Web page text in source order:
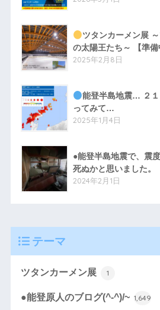
ツタンカーメン展
の太陽王たち～ 【準備
2025年2月8日
能登半島地震… ２
ってみて…
2025年1月4日
●能登半島地震で、
死ぬかと思いました。
2024年2月1日
テーマ
ツタンカーメン展 1
●能登原人のブログ(^-^)/~ 1,649